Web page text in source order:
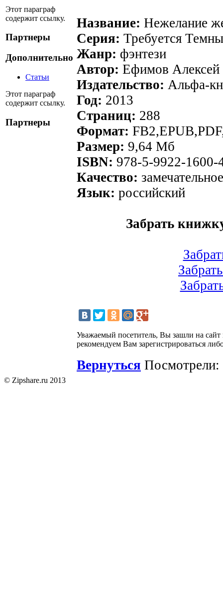
Этот параграф
содержит ссылку.
Партнеры
Дополнительно
Статьи
Этот параграф
содержит ссылку.
Партнеры
Название: Нежелание
Серия: Требуется
Жанр: фэнтези
Автор: Ефимов Алексей
Издательство: Альфа-
Год: 2013
Страниц: 288
Формат:
Размер: 9,64 Мб
ISBN: 978-5-9922-1600-
Качество: замечательное
Язык: российский
Забрать
Уважаемый посетитель, Вы зашли на
рекомендуем Вам зарегистрироваться
Вернуться Посмотрели:
© Zipshare.ru 2013